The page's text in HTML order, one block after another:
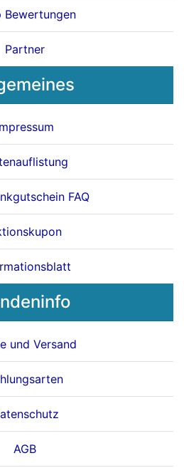
Bewertungen
Partner
FAQ
und Versand
AGB